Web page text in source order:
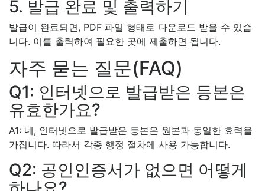
5. 발급 완료 및 출력하기
발급이 완료되면, PDF 파일 형태로 다운로드 받을 수 있습
니다. 이를 출력하여 필요한 곳에 제출하면 됩니다.
자주 묻는 질문(FAQ)
Q1: 인터넷으로 발급받은 등본은
유효한가요?
A1: 네, 인터넷으로 발급받은 등본은 원본과 동일한 효력을
가집니다. 따라서 각종 행정 절차에 사용 가능합니다.
Q2: 공인인증서가 없으면 어떻게